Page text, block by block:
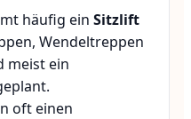
häufig ein Sitzlift
Wendeltreppen
meist ein
oft einen